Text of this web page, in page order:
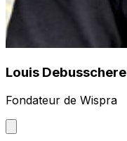
Louis Debusschere
Fondateur de Wispra